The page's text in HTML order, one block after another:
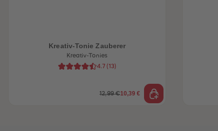
Kreativ-Tonie Zauberer
Kreativ-Tonies
4.7 (13)
12,99 €10,39 €